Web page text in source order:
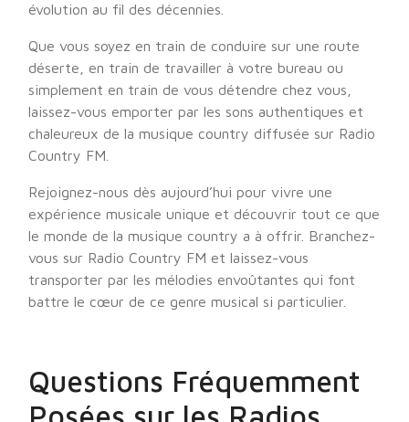
évolution au fil des décennies.
Que vous soyez en train de conduire sur une route
déserte, en train de travailler à votre bureau ou
simplement en train de vous détendre chez vous,
laissez-vous emporter par les sons authentiques et
chaleureux de la musique country diffusée sur Radio
Country FM.
Rejoignez-nous dès aujourd’hui pour vivre une
expérience musicale unique et découvrir tout ce que
le monde de la musique country a à offrir. Branchez-
vous sur Radio Country FM et laissez-vous
transporter par les mélodies envoûtantes qui font
battre le cœur de ce genre musical si particulier.
Questions Fréquemment